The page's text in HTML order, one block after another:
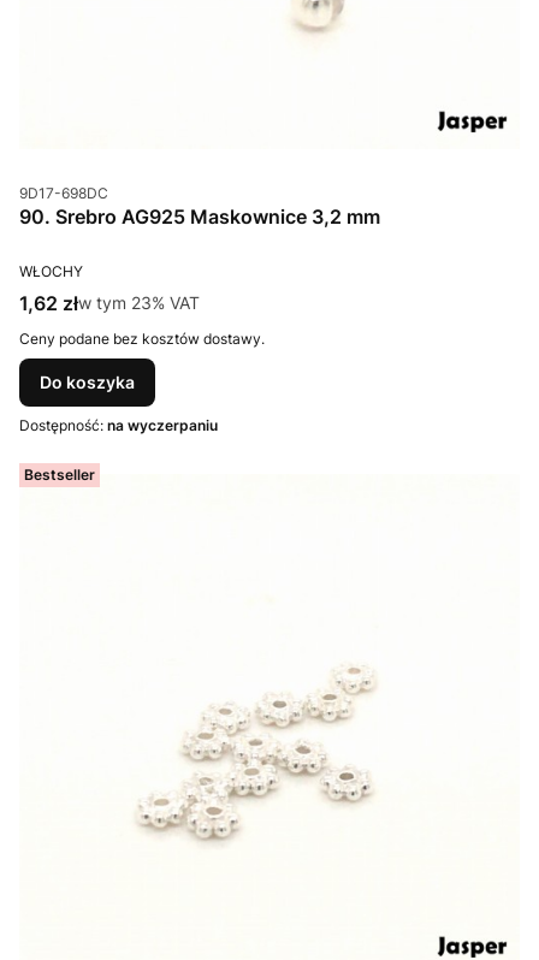
Kod produktu
9D17-698DC
90. Srebro AG925 Maskownice 3,2 mm
PRODUCENT
WŁOCHY
Cena brutto
1,62 złw tym %s VAT
w tym 23% VAT
Ceny podane bez kosztów dostawy.
Do koszyka
Dostępność: na wyczerpaniu
Bestseller